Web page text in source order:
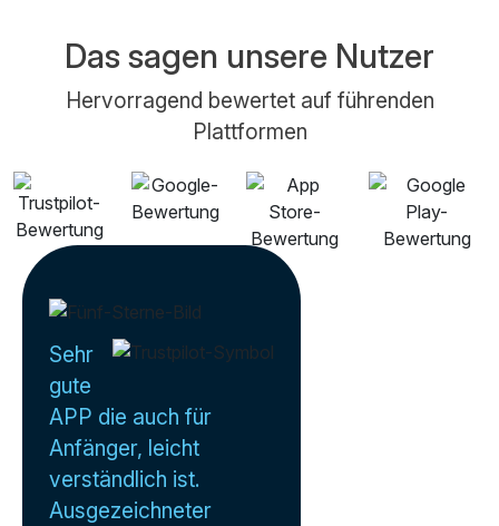
Das sagen unsere Nutzer
Hervorragend bewertet auf führenden
Plattformen
Sehr
gute
APP die auch für
Anfänger, leicht
verständlich ist.
Ausgezeichneter